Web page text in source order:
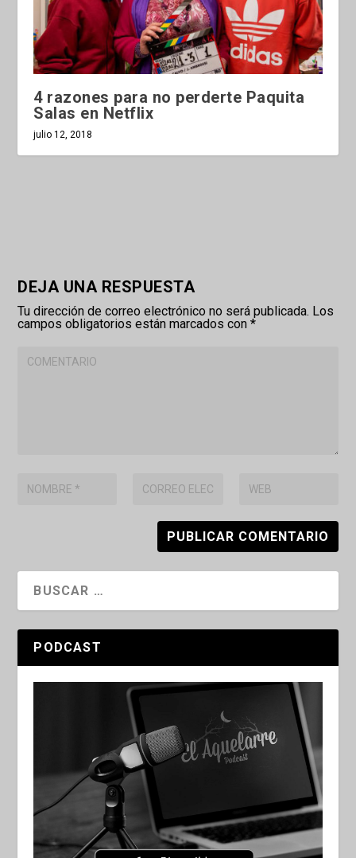
4 razones para no perderte Paquita
Salas en Netflix
julio 12, 2018
DEJA UNA RESPUESTA
Tu dirección de correo electrónico no será publicada. Los
campos obligatorios están marcados con*
PODCAST